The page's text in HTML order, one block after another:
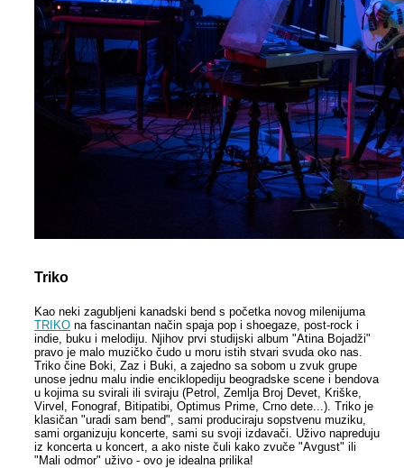
Triko
Kao neki zagubljeni kanadski bend s početka novog milenijuma
TRIKO na fascinantan način spaja pop i shoegaze, post-rock i
indie, buku i melodiju. Njihov prvi studijski album "Atina Bojadži"
pravo je malo muzičko čudo u moru istih stvari svuda oko nas.
Triko čine Boki, Zaz i Buki, a zajedno sa sobom u zvuk grupe
unose jednu malu indie enciklopediju beogradske scene i bendova
u kojima su svirali ili sviraju (Petrol, Zemlja Broj Devet, Kriške,
Virvel, Fonograf, Bitipatibi, Optimus Prime, Crno dete...). Triko je
klasičan "uradi sam bend", sami produciraju sopstvenu muziku,
sami organizuju koncerte, sami su svoji izdavači. Uživo napreduju
iz koncerta u koncert, a ako niste čuli kako zvuče "Avgust" ili
"Mali odmor" uživo - ovo je idealna prilika!